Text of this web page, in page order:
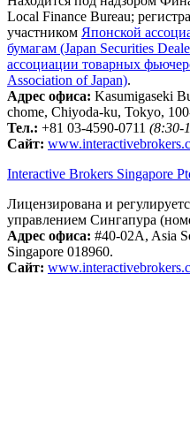
Local Finance Bureau;
участником Японской
бумагам (Japan Securities
ассоциации товарных
Association of Japan).
Адрес офиса: Kasumigaseki
chome, Chiyoda-ku, Tokyo,
Тел.: +81 03-4590-0711 (8:30-
Сайт:
Interactive Brokers Singapore
Лицензирована и
управлением Сингапура
Адрес офиса: #40-02A, Asia
Singapore 018960.
Сайт: